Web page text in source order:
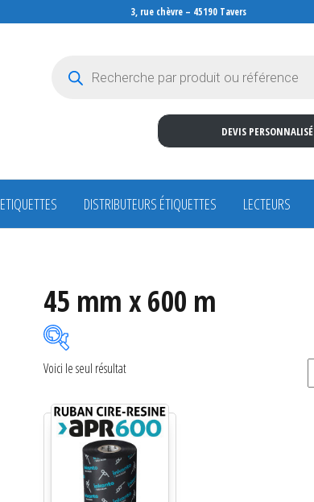
3, rue chèvre – 45190 Tavers
DEVIS PERSONNALISÉ
ETIQUETTES DISTRIBUTEURS ÉTIQUETTES LECTEURS
45 mm x 600 m
Non classé
Etiquettes
Imprimantes
Voici le seul résultat